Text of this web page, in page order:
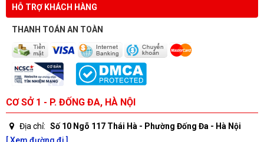
HỖ TRỢ KHÁCH HÀNG
THANH TOÁN AN TOÀN
CƠ SỞ 1 - P. ĐỐNG ĐA, HÀ NỘI
Địa chỉ: Số 10 Ngõ 117 Thái Hà - Phường Đống Đa - Hà Nội
[ Xem đường đi ]